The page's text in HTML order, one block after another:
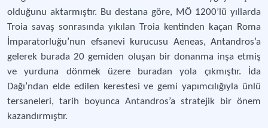
olduğunu aktarmıştır. Bu destana göre, MÖ 1200’lü yıllarda
Troia savaş sonrasında yıkılan Troia kentinden kaçan Roma
İmparatorluğu’nun efsanevi kurucusu Aeneas, Antandros’a
gelerek burada 20 gemiden oluşan bir donanma inşa etmiş
ve yurduna dönmek üzere buradan yola çıkmıştır. İda
Dağı’ndan elde edilen kerestesi ve gemi yapımcılığıyla ünlü
tersaneleri, tarih boyunca Antandros’a stratejik bir önem
kazandırmıştır.